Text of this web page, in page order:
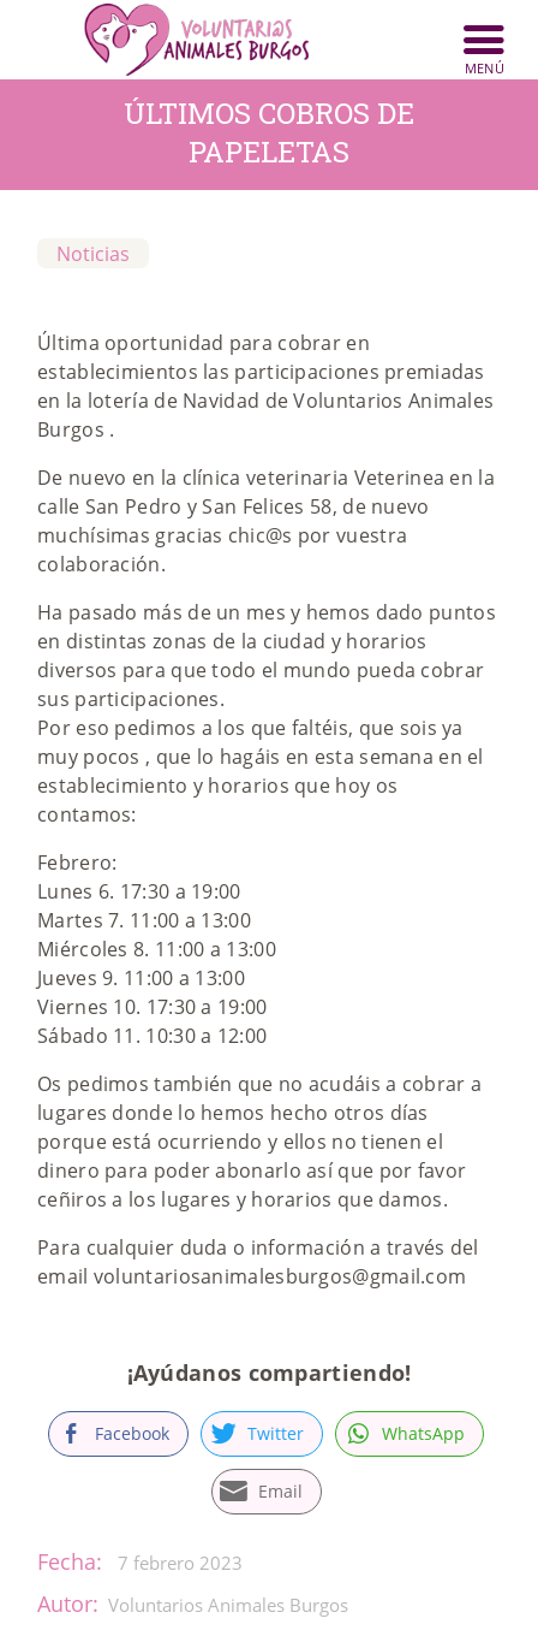
ÚLTIMOS COBROS DE
PAPELETAS
INICIO
ANIMALES
NOTICIAS
ACTIVIDADES
CONTACTO
Noticias
Última oportunidad para cobrar en
establecimientos las participaciones premiadas
en la lotería de Navidad de Voluntarios Animales
Burgos .
De nuevo en la clínica veterinaria Veterinea en la
calle San Pedro y San Felices 58, de nuevo
muchísimas gracias chic@s por vuestra
colaboración.
Ha pasado más de un mes y hemos dado puntos
en distintas zonas de la ciudad y horarios
diversos para que todo el mundo pueda cobrar
sus participaciones.
Por eso pedimos a los que faltéis, que sois ya
muy pocos , que lo hagáis en esta semana en el
establecimiento y horarios que hoy os
contamos:
Febrero:
Lunes 6. 17:30 a 19:00
Martes 7. 11:00 a 13:00
Miércoles 8. 11:00 a 13:00
Jueves 9. 11:00 a 13:00
Viernes 10. 17:30 a 19:00
Sábado 11. 10:30 a 12:00
Os pedimos también que no acudáis a cobrar a
lugares donde lo hemos hecho otros días
porque está ocurriendo y ellos no tienen el
dinero para poder abonarlo así que por favor
ceñiros a los lugares y horarios que damos.
Para cualquier duda o información a través del
email voluntariosanimalesburgos@gmail.com
¡Ayúdanos compartiendo!
Facebook Twitter WhatsApp
Email
Fecha: 7 febrero 2023
Autor: Voluntarios Animales Burgos